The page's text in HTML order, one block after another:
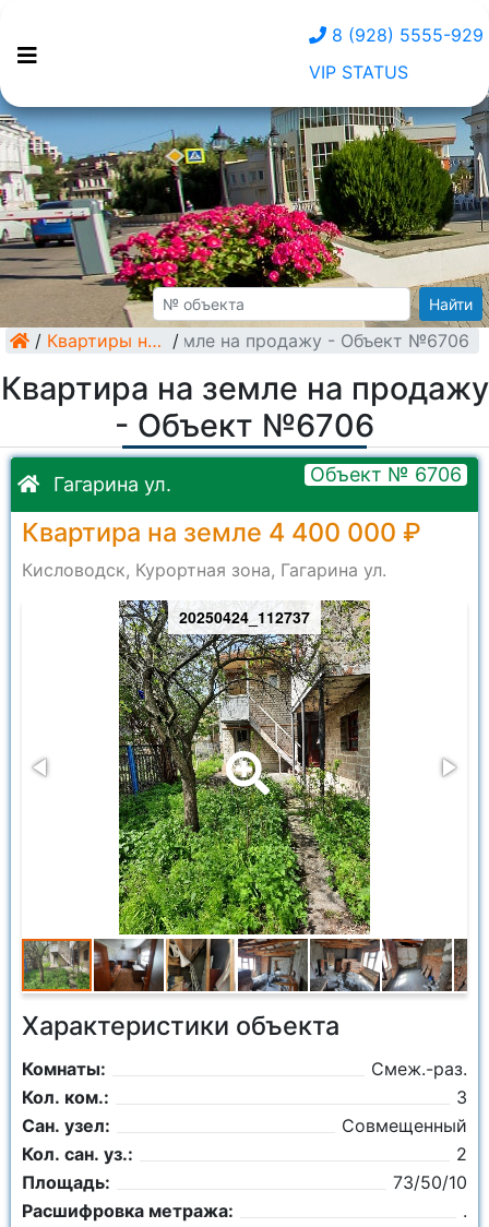
8 (928) 5555-929
VIP STATUS
Найти
/ Квартиры на земле /
Квартира на земле на продажу - Объект №6706
Квартира на земле на продажу
- Объект №6706
Гагарина ул. Объект № 6706
Квартира на земле 4 400 000 ₽
Кисловодск, Курортная зона, Гагарина ул.
20250424_112737
Характеристики объекта
Комнаты:
Смеж.-раз.
Кол. ком.:
3
Сан. узел:
Совмещенный
Кол. сан. уз.:
2
Площадь:
73/50/10
Расшифровка метража:
.